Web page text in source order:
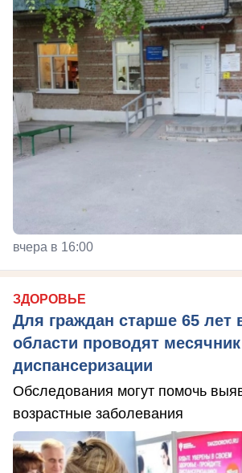
вчера в 16:00
ЗДОРОВЬЕ
Для граждан старше 65 лет
области проводят месячник
диспансеризации
Обследования могут помочь
возрастные заболевания